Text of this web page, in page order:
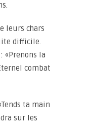
leurs chars
difficile.
«Prenons la
combat
ta main
sur les